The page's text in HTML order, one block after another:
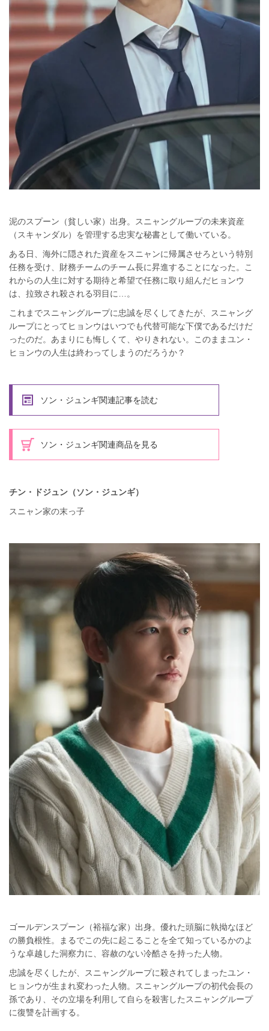
泥のスプーン（貧しい家）出身。スニャングループの未来資産
（スキャンダル）を管理する忠実な秘書として働いている。
ある日、海外に隠された資産をスニャンに帰属させろという特別
任務を受け、財務チームのチーム長に昇進することになった。こ
れからの人生に対する期待と希望で任務に取り組んだヒョンウ
は、拉致され殺される羽目に…。
これまでスニャングループに忠誠を尽くしてきたが、スニャング
ループにとってヒョンウはいつでも代替可能な下僕であるだけだ
ったのだ。あまりにも悔しくて、やりきれない。このままユン・
ヒョンウの人生は終わってしまうのだろうか？
ソン・ジュンギ関連記事を読む
ソン・ジュンギ関連商品を見る
チン・ドジュン（ソン・ジュンギ）
スニャン家の末っ子
ゴールデンスプーン（裕福な家）出身。優れた頭脳に執拗なほど
の勝負根性。まるでこの先に起こることを全て知っているかのよ
うな卓越した洞察力に、容赦のない冷酷さを持った人物。
忠誠を尽くしたが、スニャングループに殺されてしまったユン・
ヒョンウが生まれ変わった人物。スニャングループの初代会長の
孫であり、その立場を利用して自らを殺害したスニャングループ
に復讐を計画する。